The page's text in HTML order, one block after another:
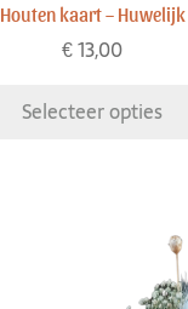
Houten kaart – Huwelijk
€13,00
Selecteer opties